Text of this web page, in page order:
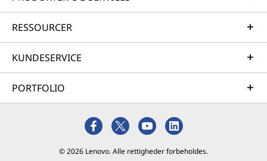
RESSOURCER
KUNDESERVICE
PORTFOLIO
© 2026 Lenovo. Alle rettigheder forbeholdes.